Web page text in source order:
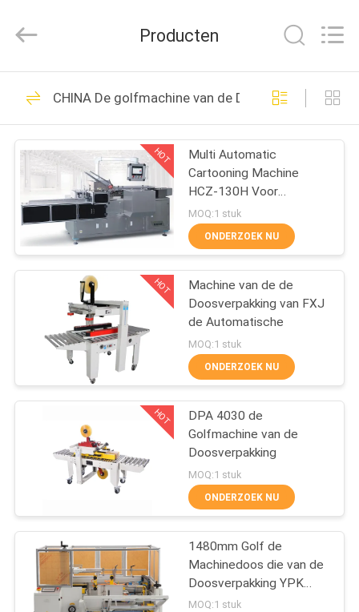
HUIS
PRODUCTEN
OVER
ONS
FABRIEKSTOCHT
KWALITEITSCONTROLE
CONTACT
NIEUWS
GEVALLEN
Ltd..
Reserved.
298
De Compressor van
de schroeflucht
82
De Machine van de
Vffsverpakking
Producten
CHINA De golfmachine van de Doosverpakking
HOT
Multi Automatic
Cartooning Machine
HCZ-130H Voor
cosmetica boxing
verpakkingsmachine
MOQ:1 stuk
ONDERZOEK NU
HOT
Machine van de de
Doosverpakking van FXJ
de Automatische
MOQ:1 stuk
ONDERZOEK NU
HOT
DPA 4030 de
Golfmachine van de
Doosverpakking
MOQ:1 stuk
ONDERZOEK NU
1480mm Golf de
Machinedoos die van de
Doosverpakking YPK
4012 vormen
MOQ:1 stuk